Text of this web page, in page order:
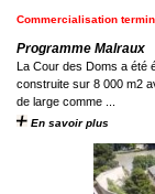
Commercialisation
Programme Malraux
La Cour des Doms a
construite sur 8 000 m2
de large comme ...
En savoir plus